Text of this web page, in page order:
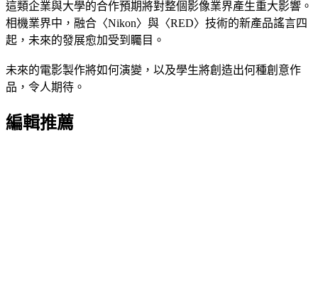
這類企業與大學的合作預期將對整個影像業界產生重大影響。
相機業界中，融合〈Nikon〉與〈RED〉技術的新產品謠言四
起，未來的發展愈加受到矚目。
未來的電影製作將如何演變，以及學生將創造出何種創意作
品，令人期待。
編輯推薦